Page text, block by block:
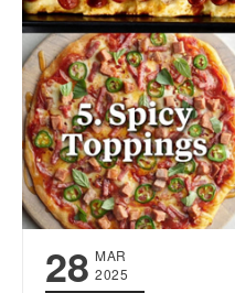
28 MAR
2025